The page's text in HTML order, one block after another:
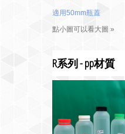
適用50mm瓶蓋
點小圖可以看大圖 »
R系列 - pp材質